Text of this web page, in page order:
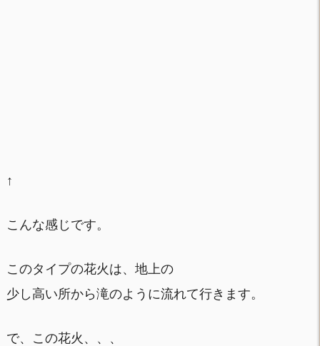
↑
こんな感じです。
このタイプの花火は、地上の
少し高い所から滝のように流れて行きます。
で、この花火、、、